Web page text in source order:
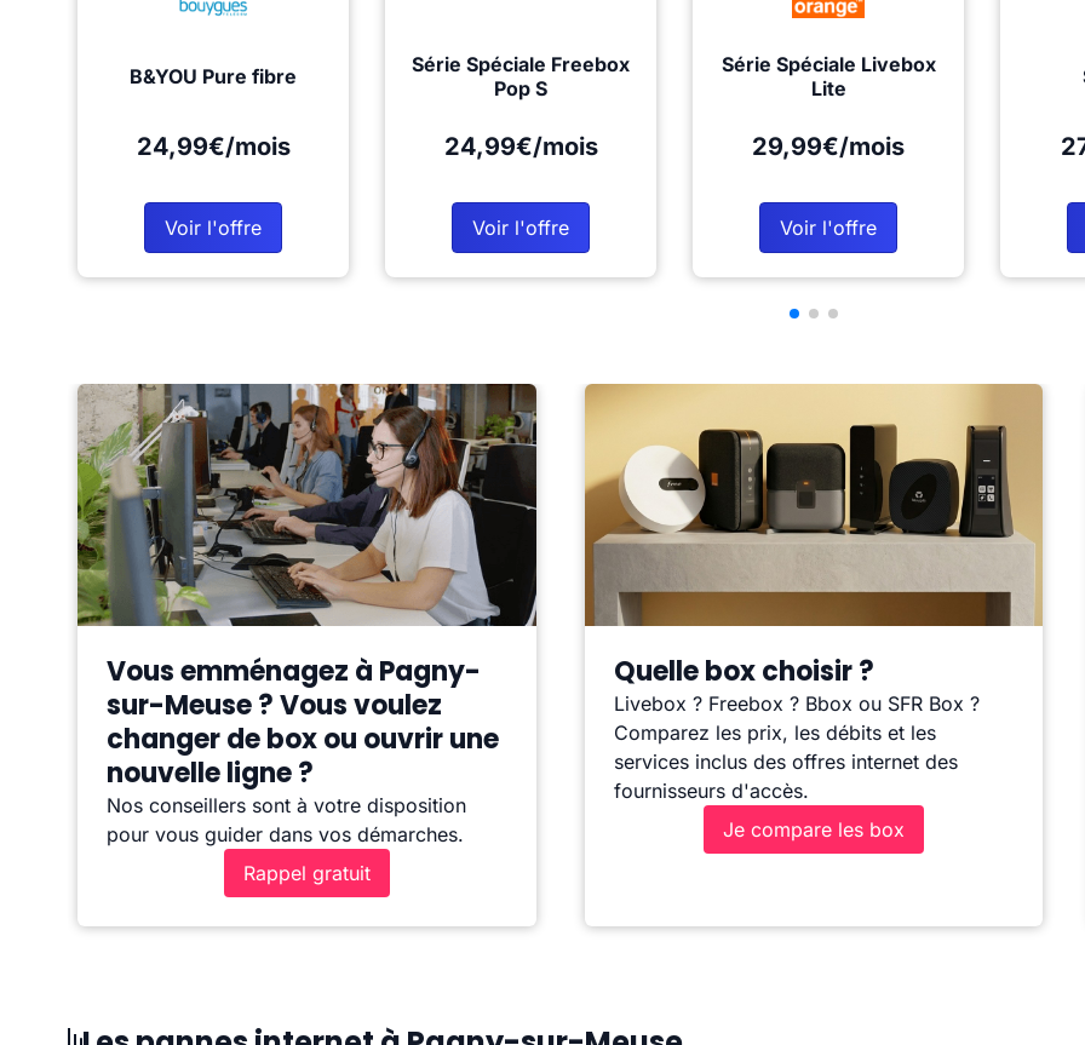
B&YOU Pure fibre
24,99€/mois
Voir l'offre
Série Spéciale Freebox
Pop S
24,99€/mois
Voir l'offre
Série Spéciale Livebox
Lite
29,99€/mois
Voir l'offre
Vous emménagez à Pagny-
sur-Meuse ? Vous voulez
changer de box ou ouvrir une
nouvelle ligne ?
Nos conseillers sont à votre disposition
pour vous guider dans vos démarches.
Rappel gratuit
Quelle box choisir ?
Livebox ? Freebox ? Bbox ou SFR Box ?
Comparez les prix, les débits et les
services inclus des offres internet des
fournisseurs d'accès.
Je compare les box